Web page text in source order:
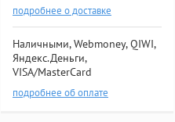
подробнее о доставке
Наличными, Webmoney, QIWI,
Яндекс.Деньги,
VISA/MasterCard
подробнее об оплате